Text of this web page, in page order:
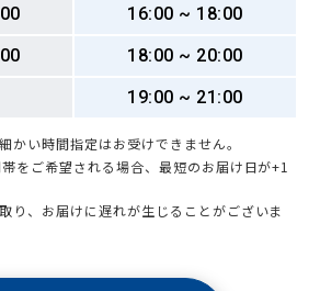
16:00 ~ 18:00
18:00 ~ 20:00
19:00 ~ 21:00
かい時間指定はお受けできません。
をご希望される場合、最短のお届け日が+1
り、お届けに遅れが生じることがございま